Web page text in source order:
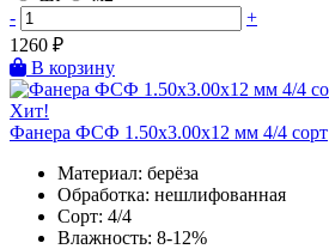
-
+
1260 ₽
В корзину
Хит!
Фанера ФСФ 1.50х3.00х12 мм 4/4 сорт
Материал: берёза
Обработка: нешлифованная
Сорт: 4/4
Влажность: 8-12%